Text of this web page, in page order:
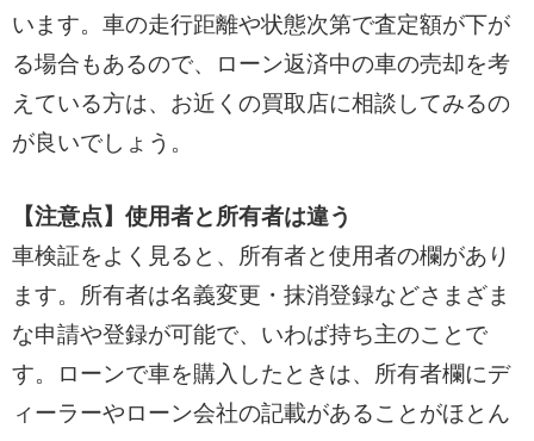
います。車の走行距離や状態次第で査定額が下が
る場合もあるので、ローン返済中の車の売却を考
えている方は、お近くの買取店に相談してみるの
が良いでしょう。
【注意点】使用者と所有者は違う
車検証をよく見ると、所有者と使用者の欄があり
ます。所有者は名義変更・抹消登録などさまざま
な申請や登録が可能で、いわば持ち主のことで
す。ローンで車を購入したときは、所有者欄にデ
ィーラーやローン会社の記載があることがほとん